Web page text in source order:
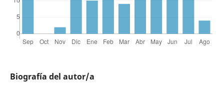
Biografía del autor/a